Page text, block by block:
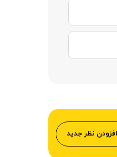
افزودن نظر جدید